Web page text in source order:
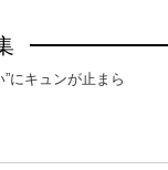
にキュンが止まら